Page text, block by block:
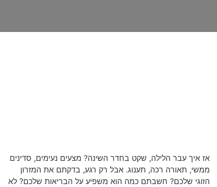
אז איך עבר הלילה, שקט בחדר השינה? מצעים נעימים, סדינים
ממשי, תאורה רכה, תענוג. אבל רק רגע, בדקתם את המזרון
הזוגי שלכם? חשבתם כמה הוא משפיע על הבריאות שלכם? לא